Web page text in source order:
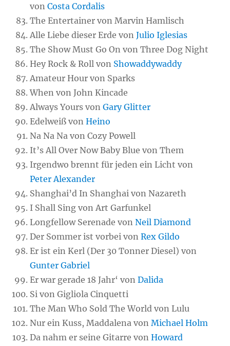
vonCosta Cordalis
The Entertainer von Marvin Hamlisch
Alle Liebe dieser Erde vonJulio Iglesias
The Show Must Go On von Three Dog Night
Hey Rock & Roll von Showaddywaddy
Amateur Hour von Sparks
When von John Kincade
Always Yours vonGary Glitter
Edelweiß vonHeino
Na Na Na von Cozy Powell
It’s All Over Now Baby Blue von Them
Irgendwo brennt für jeden ein Licht von
Peter Alexander
Shanghai’d In Shanghai von Nazareth
I Shall Sing von Art Garfunkel
Longfellow Serenade vonNeil Diamond
Der Sommer ist vorbei vonRex Gildo
Er ist ein Kerl (Der 30 Tonner Diesel) von
Gunter Gabriel
Er war gerade 18 Jahr‘ vonDalida
Si von Gigliola Cinquetti
The Man Who Sold The World von Lulu
Nur ein Kuss, Maddalena vonMichael Holm
Da nahm er seine Gitarre vonHoward